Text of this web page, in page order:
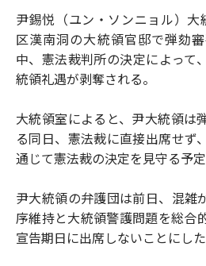
尹錫悦（ユン・ソンニョル）
区漢南洞の大統領官邸で弾劾
中、憲法裁判所の決定によって
統領礼遇が剥奪される。
大統領室によると、尹大統領は
る同日、憲法裁に直接出席せず
通じて憲法裁の決定を見守る予定
尹大統領の弁護団は前日、混雑
序維持と大統領警護問題を総合
宣告期日に出席しないことにし